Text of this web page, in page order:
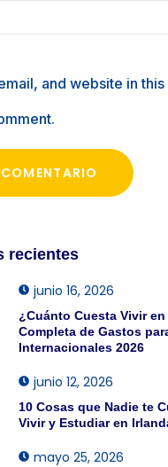
and website in
recientes
junio 16, 2026
¿Cuánto Cuesta Vivir
Completa de Gastos
Internacionales 2026
junio 12, 2026
10 Cosas que Nadie te
Vivir y Estudiar en
mayo 25, 2026